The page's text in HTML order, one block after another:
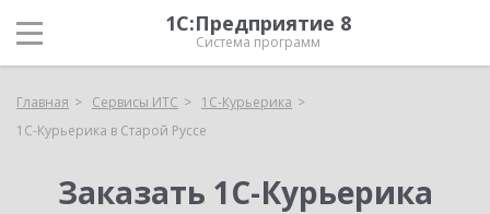
1С:Предприятие 8
Система программ
Главная Сервисы ИТС
1С-Курьерика
1С-Курьерика в Старой Руссе
Заказать 1С-Курьерика